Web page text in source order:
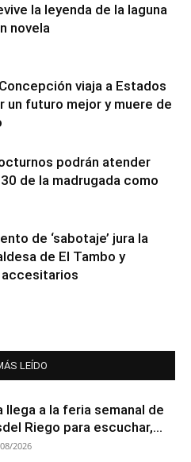
la leyenda de la laguna
novela
viaja a Estados
un futuro mejor y muere de
podrán atender
de la madrugada como
de ‘sabotaje’ jura la
de El Tambo y
LEÍDO
llega a la feria semanal de
Riego para escuchar,...
2026